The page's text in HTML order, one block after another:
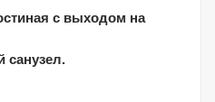
с выходом на
санузел.